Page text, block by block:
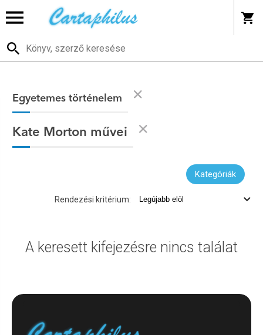
Egyetemes történelem
Kate Morton művei
Kategóriák
Rendezési kritérium:
A keresett kifejezésre nincs találat